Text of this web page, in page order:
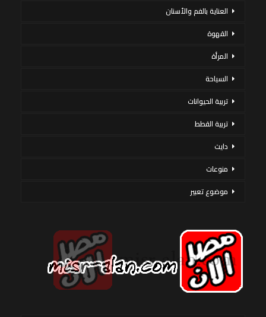
العناية بالفم والأسنان
القهوة
المرأة
السياحة
تربية الحيوانات
تربية القطط
دايت
منوعات
موضوع تعبير